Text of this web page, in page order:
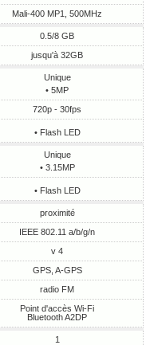
Mali-400 MP1, 500MHz
0.5/8 GB
jusqu'à 32GB
Unique
• 5MP
720p - 30fps
• Flash LED
Unique
• 3.15MP
• Flash LED
proximité
IEEE 802.11 a/b/g/n
v 4
GPS, A-GPS
radio FM
Point d'accès Wi-Fi
Bluetooth A2DP
1